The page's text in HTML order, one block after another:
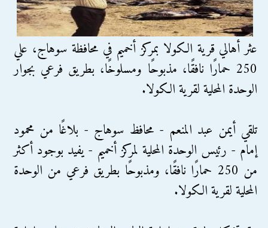
عثر أهالي قرية الكولا بمركز أخميم في محافظة سوهاج، علي
250 حمارًا نافقًا، مذبوحًا ومسلوخًا، بطريق فرعي بجوار
الوحدة المحلية لقرية الكولا.
تلقي أيمن عبد المنعم - محافظ سوهاج - بلاغًا من محمود
إمام - رئيس الوحدة المحلية لمركز أخميم - يفيد بوجود أكثر
من 250 حمارًا نافقًا، ومذبوحًا بطريق فرعي من الوحدة
المحلية لقرية الكولا.